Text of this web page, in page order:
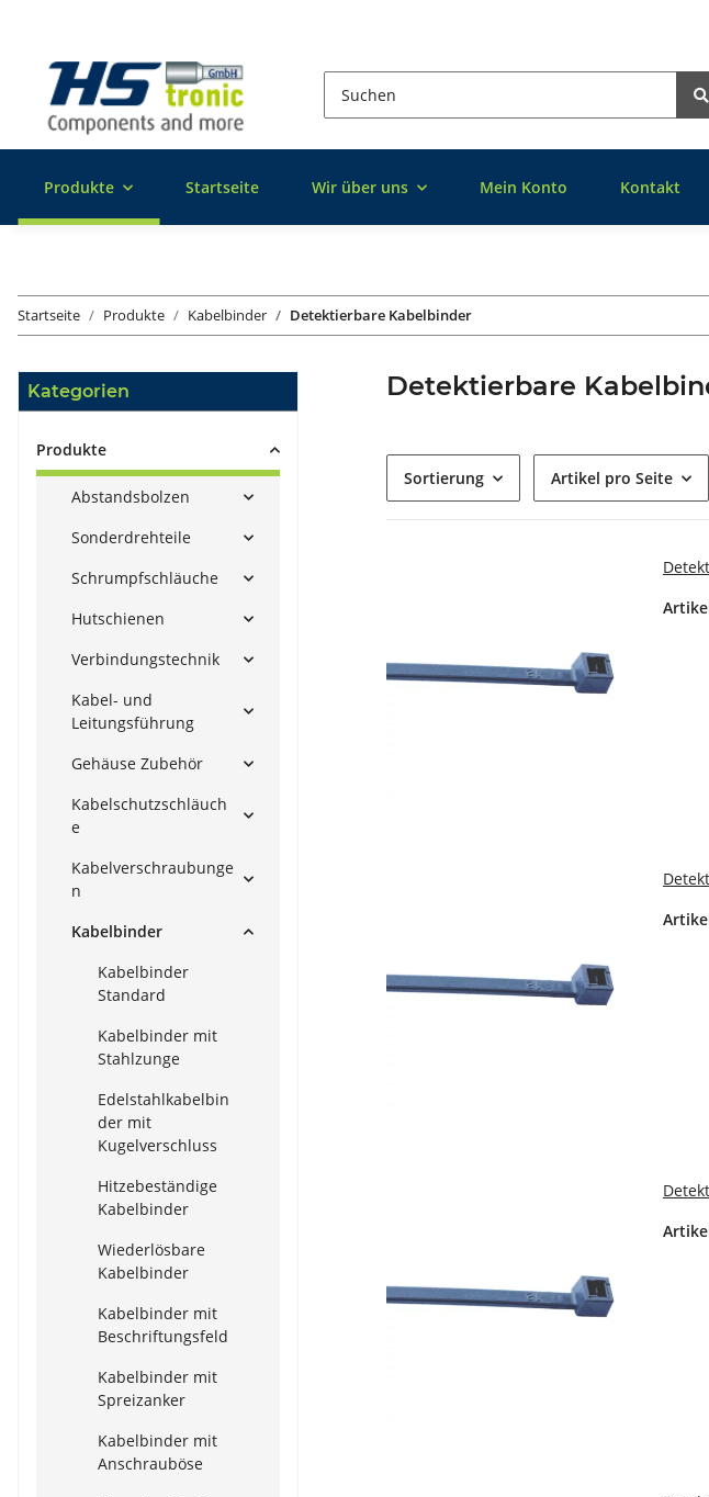
Produkte Startseite Wir über uns Mein Konto Kontakt
Startseite Produkte Kabelbinder Detektierbare Kabelbinder
Detektierbare
Sortierung Artikel pro Seite
Kategorien
Produkte
Abstandsbolzen
Sonderdrehteile
Schrumpfschläuche
Hutschienen
Verbindungstechnik
Kabel- und
Leitungsführung
Gehäuse Zubehör
Kabelschutzschläuch
e
Kabelverschraubunge
n
Kabelbinder
Kabelbinder
Standard
Kabelbinder mit
Stahlzunge
Edelstahlkabelbin
der mit
Kugelverschluss
Hitzebeständige
Kabelbinder
Wiederlösbare
Kabelbinder
Kabelbinder mit
Beschriftungsfeld
Kabelbinder mit
Spreizanker
Kabelbinder mit
Anschrauböse